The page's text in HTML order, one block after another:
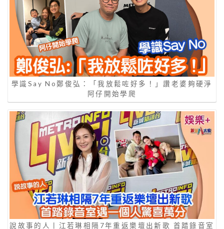
學識Say No鄭俊弘：「我放鬆咗好多！」讚老婆夠硬淨
阿仔開始學爬
說故事的人丨江若琳相隔7年重返樂壇出新歌 首踏錄音室